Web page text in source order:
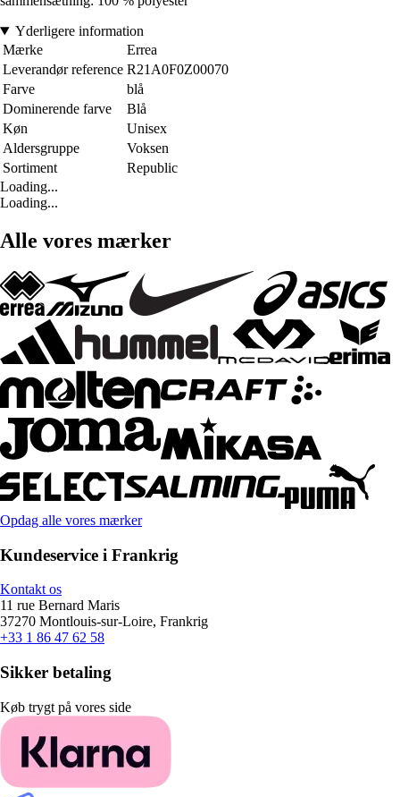
Yderligere information
Mærke
Errea
Leverandør reference R21A0F0Z00070
Farve
blå
Dominerende farve
Blå
Køn
Unisex
Aldersgruppe
Voksen
Sortiment
Republic
Loading...
Loading...
Alle vores mærker
Opdag alle vores mærker
Kundeservice i Frankrig
Kontakt os
11 rue Bernard Maris
37270 Montlouis-sur-Loire, Frankrig
+33 1 86 47 62 58
Sikker betaling
Køb trygt på vores side